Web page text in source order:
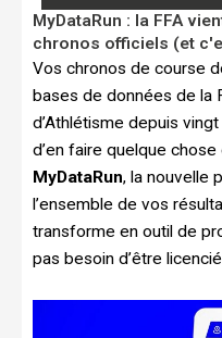
MyDataRun : la FFA
chronos officiels (et
Vos chronos de course
bases de données de la
d’Athlétisme depuis
d’en faire quelque chose
MyDataRun, la nouvelle
l’ensemble de vos
transforme en outil de
pas besoin d’être